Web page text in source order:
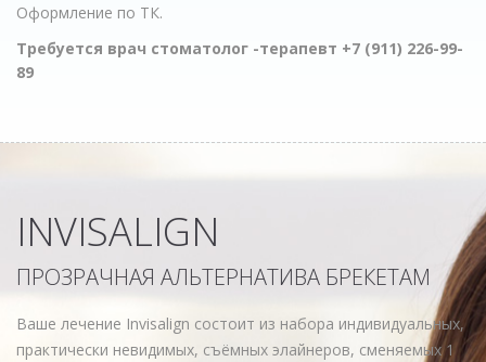
Оформление по ТК.
Требуется врач стоматолог -терапевт +7 (911) 226-99-
89
INVISALIGN
ПРОЗРАЧНАЯ АЛЬТЕРНАТИВА БРЕКЕТАМ
Ваше лечение Invisalign состоит из набора индивидуальных,
практически невидимых, съёмных элайнеров, сменяемых 1